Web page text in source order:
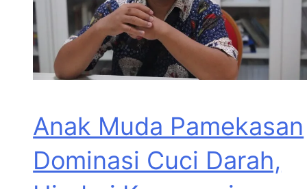
Anak Muda Pamekasan
Dominasi Cuci Darah,